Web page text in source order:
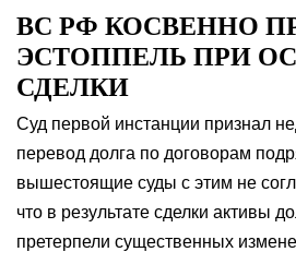
ВС РФ КОСВЕННО
ЭСТОППЕЛЬ ПРИ
СДЕЛКИ
Суд первой инстанции признал
перевод долга по договорам
вышестоящие суды с этим не
что в результате сделки активы
претерпели существенных